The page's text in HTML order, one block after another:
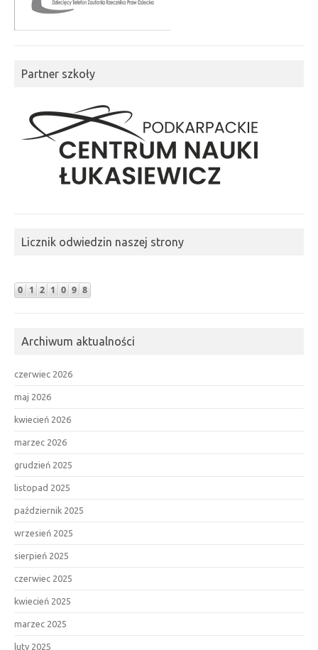
Partner szkoły
Licznik odwiedzin naszej strony
Archiwum aktualności
czerwiec 2026
maj 2026
kwiecień 2026
marzec 2026
grudzień 2025
listopad 2025
październik 2025
wrzesień 2025
sierpień 2025
czerwiec 2025
kwiecień 2025
marzec 2025
luty 2025